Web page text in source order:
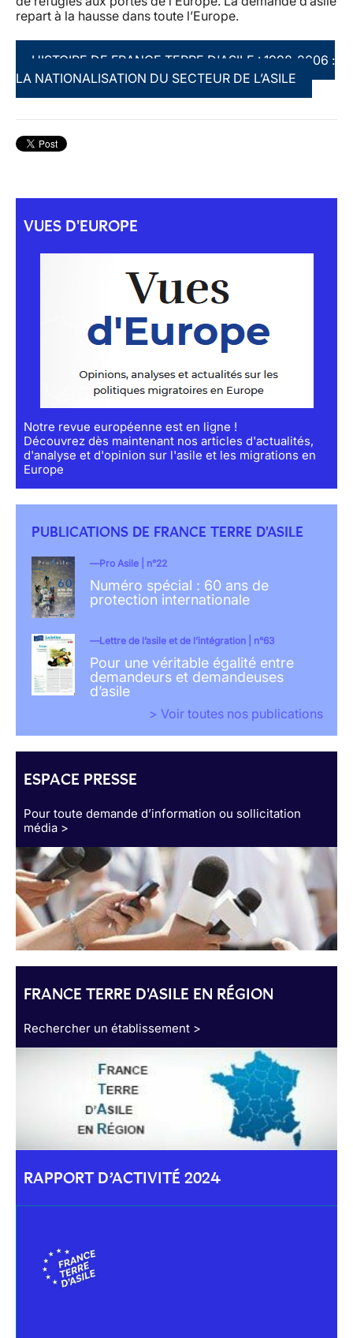
repart à la hausse dans toute l’Europe.
HISTOIRE DE FRANCE TERRE D'ASILE : 1998-2006 :
LA NATIONALISATION DU SECTEUR DE L’ASILE
VUES D'EUROPE
Notre revue européenne est en ligne !
Découvrez dès maintenant nos articles d'actualités,
d'analyse et d'opinion sur l'asile et les migrations en
Europe
PUBLICATIONS DE FRANCE TERRE D'ASILE
Pro Asile | n°22
Numéro spécial : 60 ans de
protection internationale
Lettre de l’asile et de l’intégration | n°63
Pour une véritable égalité entre
demandeurs et demandeuses
d’asile
> Voir toutes nos publications
ESPACE PRESSE
Pour toute demande d’information ou sollicitation
média >
FRANCE TERRE D'ASILE EN RÉGION
Rechercher un établissement >
RAPPORT D’ACTIVITÉ 2024